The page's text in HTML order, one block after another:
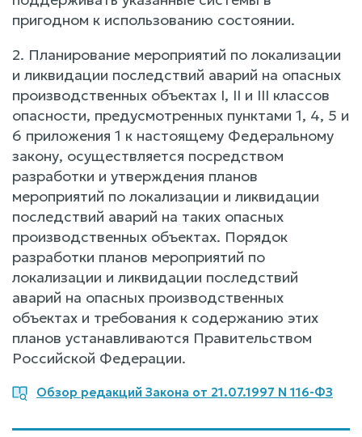
пригодном к использованию состоянии.
2. Планирование мероприятий по локализации
и ликвидации последствий аварий на опасных
производственных объектах I, II и III классов
опасности, предусмотренных пунктами 1, 4, 5 и
6 приложения 1 к настоящему Федеральному
закону, осуществляется посредством
разработки и утверждения планов
мероприятий по локализации и ликвидации
последствий аварий на таких опасных
производственных объектах. Порядок
разработки планов мероприятий по
локализации и ликвидации последствий
аварий на опасных производственных
объектах и требования к содержанию этих
планов устанавливаются Правительством
Российской Федерации.
Обзор редакций Закона от 21.07.1997 N 116-ФЗ